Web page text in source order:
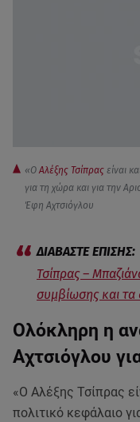
«Ο Αλέξης Τσίπρας είναι
για τη χώρα και για την
Έφη Αχτσιόγλου
Τσίπρας –
συμβίωσης και τα
Ολόκληρη η
Αχτσιόγλου
«Ο Αλέξης Τσίπρας
πολιτικό κεφάλαιο